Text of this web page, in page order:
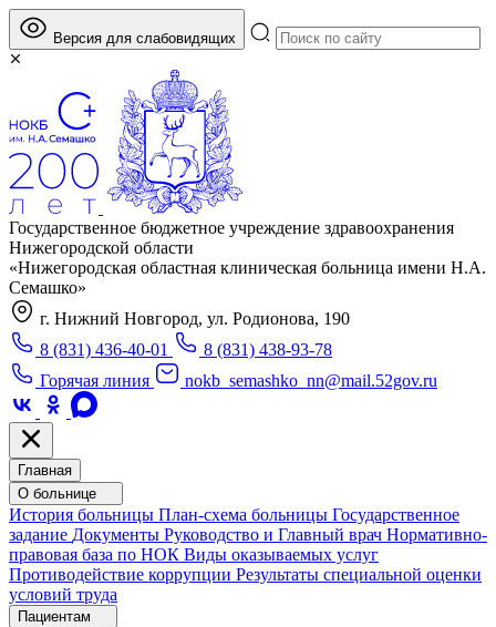
Версия для слабовидящих
Государственное бюджетное учреждение здравоохранения
Нижегородской области
«Нижегородская областная клиническая больница имени Н.А.
Семашко»
г. Нижний Новгород, ул. Родионова, 190
8 (831) 436-40-01
8 (831) 438-93-78
Горячая линия
nokb_semashko_nn@mail.52gov.ru
Главная
О больнице
История больницы План-схема больницы Государственное
задание Документы Руководство и Главный врач Нормативно-
правовая база по НОК Виды оказываемых услуг
Противодействие коррупции Результаты специальной оценки
условий труда
Пациентам